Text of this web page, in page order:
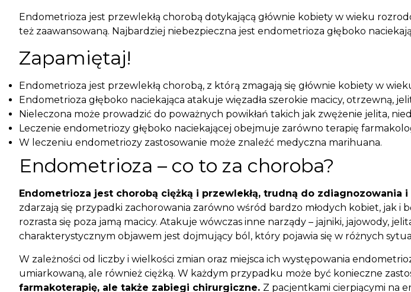
Endometrioza jest przewlekłą chorobą dotykającą głównie kobiety w wieku
też zaawansowaną. Najbardziej niebezpieczna jest endometrioza głęboko
Zapamiętaj!
Endometrioza jest przewlekłą chorobą, z którą zmagają się głównie kobiety w
Endometrioza głęboko naciekająca atakuje więzadła szerokie macicy, otrzewną,
Nieleczona może prowadzić do poważnych powikłań takich jak zwężenie jelita,
Leczenie endometriozy głęboko naciekającej obejmuje zarówno terapię
W leczeniu endometriozy zastosowanie może znaleźć medyczna marihuana.
Endometrioza – co to za choroba?
Endometrioza jest chorobą ciężką i przewlekłą, trudną do zdiagnozowania i
zdarzają się przypadki zachorowania zarówno wśród bardzo młodych kobiet, jak
rozrasta się poza jamą macicy. Atakuje wówczas inne narządy – jajniki, jajowody,
charakterystycznym objawem jest dojmujący ból, który pojawia się w różnych
W zależności od liczby i wielkości zmian oraz miejsca ich występowania
umiarkowaną, ale również ciężką. W każdym przypadku może być konieczne
farmakoterapię, ale także zabiegi chirurgiczne. Z pacjentkami cierpiącymi na